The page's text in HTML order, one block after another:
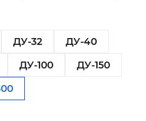
ДУ-32
ДУ-40
ДУ-100
ДУ-150